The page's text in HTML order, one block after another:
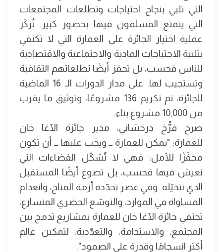
التي تلبي بنجاح احتياجات وتطلعات المجتمعات
التي يتمتع المسلمون فيها بحضور كبير. تُركّز
عملية اختيار الجائزة على العمارة التي لا تكتفي
بتلبية الاحتياجات المادية والاجتماعية والاقتصادية
للناس فحسب، بل تحفز أيضًا تطلعاتهم الثقافية
وتستجيب لها. على مدار الدورات الـ 16 الماضية
للجائزة، تم تكريم 136 مشروعًا، وتوثيق ما يقرب
من 10,000 مشروع بناء.
صرح فرُّخ درخشاني، مدير جائزة الآغا خان
للعمارة: "يمكن للعمارة ــ ويجب عليها ــ أن تكون
محفّزًا للأمل؛ فهي لا تُشكّل الفضاءات التي
نعيش فيها فحسب، بل تصوغ أيضًا المستقبل
الذي نتخيّله. وفي عصر تحدّده أزمة المناخ، وانعدام
المساواة في الموارد، والتوسّع الحضري المتسارع،
تحتفي جائزة الآغا خان للعمارة بمشاريع تدمج بين
المجتمع، والاستدامة، والتعدّدية، لتمكين عالم
أكثر انسجامًا وقدرة على الصمود".